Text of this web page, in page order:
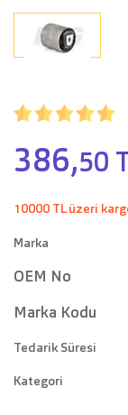
386,50
10000 TL üzeri
Marka
OEM No
Marka Kodu
Tedarik Süresi
Kategori